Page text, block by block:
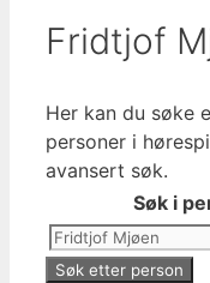
Fridtjof
Her kan du søke
personer i
avansert søk.
Søk i